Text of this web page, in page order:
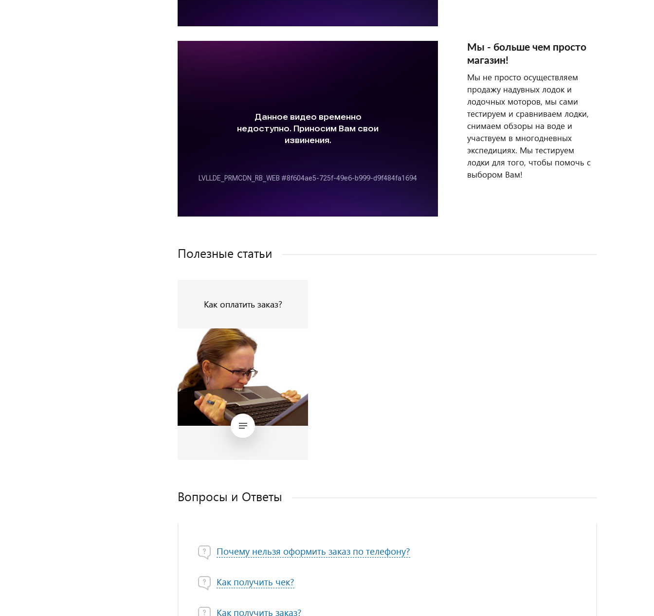
Мы - больше чем просто
магазин!
Мы не просто осуществляем
продажу надувных лодок и
лодочных моторов, мы сами
тестируем и сравниваем лодки,
снимаем обзоры на воде и
участвуем в многодневных
экспедициях. Мы тестируем
лодки для того, чтобы помочь с
выбором Вам!
Полезные статьи
Как оплатить заказ?
Вопросы и Ответы
Почему нельзя оформить заказ по телефону?
Как получить чек?
Как получить заказ?